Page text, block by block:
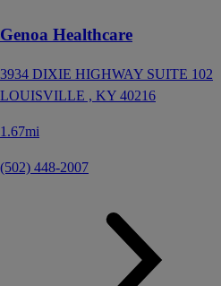
Genoa Healthcare
3934 DIXIE HIGHWAY SUITE 102
LOUISVILLE , KY 40216
1.67mi
(502) 448-2007